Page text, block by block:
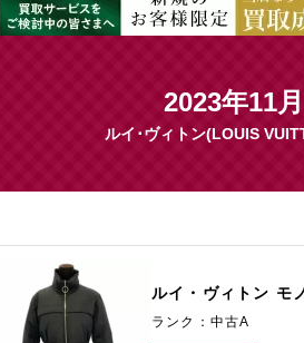
2023年11
ルイ･ヴィトン(LOUIS
ルイ・ヴィトン モ
ランク：中古A